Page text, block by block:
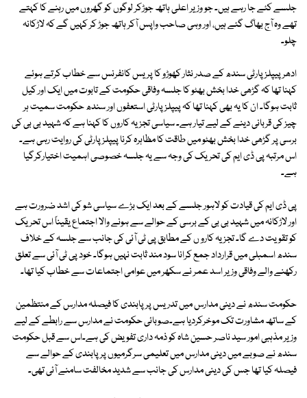
جلسے کئے جا رہے ہیں۔ جو وزیر اعلی ہاتھ جوڑکر لوگوں کو گھروں میں رہنے کا کہتے
تھے وہ آج بھاگ گئے ہیں، اور وہی صاحب واپس آکر ہاتھ جوڑ کر کہیں گے کہ لاڑکانہ
چلو۔
ادھر پیپلزپارٹی سندھ کے صدر نثار کھوڑو کا پریس کانفرنس سے خطاب کرتے ہوئے
کہنا تھا کہ گڑھی خدا بخش بھٹو کا جلسہ وفاقی حکومت کے تابوت میں ایک اور کیل
ثابت ہوگا۔ ان کا یہ بھی کہنا تھا کہ پیپلزپارٹی استعفوں اور سندھ حکومت سمیت ہر
چیز کی قربانی دینے کے لیے تیار ہے۔ سیاسی تجزیہ کاروں کا کہنا ہے کہ شہید بی بی کی
برسی پر گڑھی خدا بخش بھٹو میں طاقت کا مظاہرہ کرنا پیپلزپارٹی کی روایت رہی ہے۔
اس مرتبہ پی ڈی ایم کی تحریک کی وجہ سے یہ جلسہ خصوصی اہمیت اختیارکرگیا
ہے۔
پی ڈی ایم کی قیادت کو لاہور جلسے کے بعد ایک بڑے سیاسی شو کی اشد ضرورت ہے
اور لاڑکانہ میں شہید بی بی کے برسی کے حوالے سے ہونے والا اجتماع یقیناً اس تحریک
کو تقویت دے گا۔ تجزیہ کارو ں کے مطابق پی ٹی آئی کی جانب سے جلسہ کے خلاف
سندھ اسمبلی میں قرارداد جمع کرانا سود مند ثابت نہیں ہوگا۔ خود پی ٹی آئی سے تعلق
رکھنے والے وفاقی وزیر اسد عمر نے سکھر میں عوامی اجتماعات سے خطاب کیا تھا۔
حکومت سندھ نے دینی مدارس میں تدریس پر پابندی کا فیصلہ مدارس کے منتظمین
کے ساتھ مشاورت تک موخرکردیا ہے۔صوبائی حکومت نے مدارس سے رابطے کے لیے
وزیر مذہبی امور سید ناصر حسین شاہ کو ذمہ داری تفویض کی ہے۔اس سے قبل حکومت
سندھ نے صوبے میں دینی مدارس میں تعلیمی سرگرمیوں پر پابندی کے حوالے سے
فیصلہ کیا تھا جس کی دینی مدارس کی جانب سے شدید مخالفت سامنے آئی تھی۔